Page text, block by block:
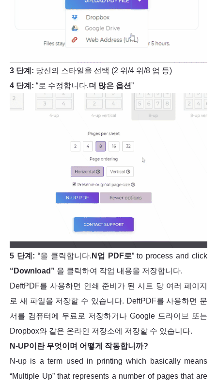
3 단계: 당신의 스타일을 선택 (2 위/4 위/8 업 등)
4 단계: “로 수정합니다.더 많은 옵션”
5 단계: “을 클릭합니다. N업 PDF로” to process and click
“Download” 을 클릭하여 작업 내용을 저장합니다.
DeftPDF를 사용하면 인쇄 준비가 된 시트 당 여러 페이지
로 새 파일을 저장할 수 있습니다. DeftPDF를 사용하면 문
서를 컴퓨터에 무료로 저장하거나 Google 드라이브 또는
Dropbox와 같은 온라인 저장소에 저장할 수 있습니다.
N-UP이란 무엇이며 어떻게 작동합니까?
N-up is a term used in printing which basically means
“Multiple Up” that represents a number of pages that are